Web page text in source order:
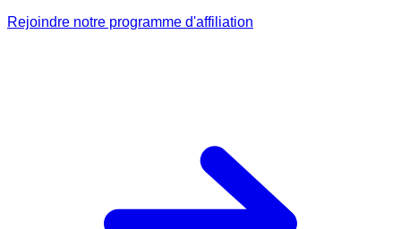
Rejoindre notre programme d'affiliation